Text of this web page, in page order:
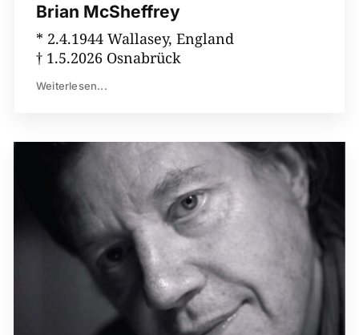
Brian McSheffrey
* 2.4.1944 Wallasey, England
† 1.5.2026 Osnabrück
Weiterlesen...